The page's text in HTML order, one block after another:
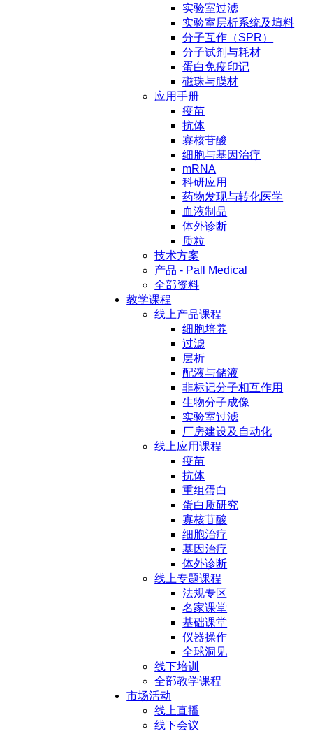
实验室过滤
实验室层析系统及填料
分子互作（SPR）
分子试剂与耗材
蛋白免疫印记
磁珠与膜材
应用手册
疫苗
抗体
寡核苷酸
细胞与基因治疗
mRNA
科研应用
药物发现与转化医学
血液制品
体外诊断
质粒
技术方案
产品 - Pall Medical
全部资料
教学课程
线上产品课程
细胞培养
过滤
层析
配液与储液
非标记分子相互作用
生物分子成像
实验室过滤
厂房建设及自动化
线上应用课程
疫苗
抗体
重组蛋白
蛋白质研究
寡核苷酸
细胞治疗
基因治疗
体外诊断
线上专题课程
法规专区
名家课堂
基础课堂
仪器操作
全球洞见
线下培训
全部教学课程
市场活动
线上直播
线下会议